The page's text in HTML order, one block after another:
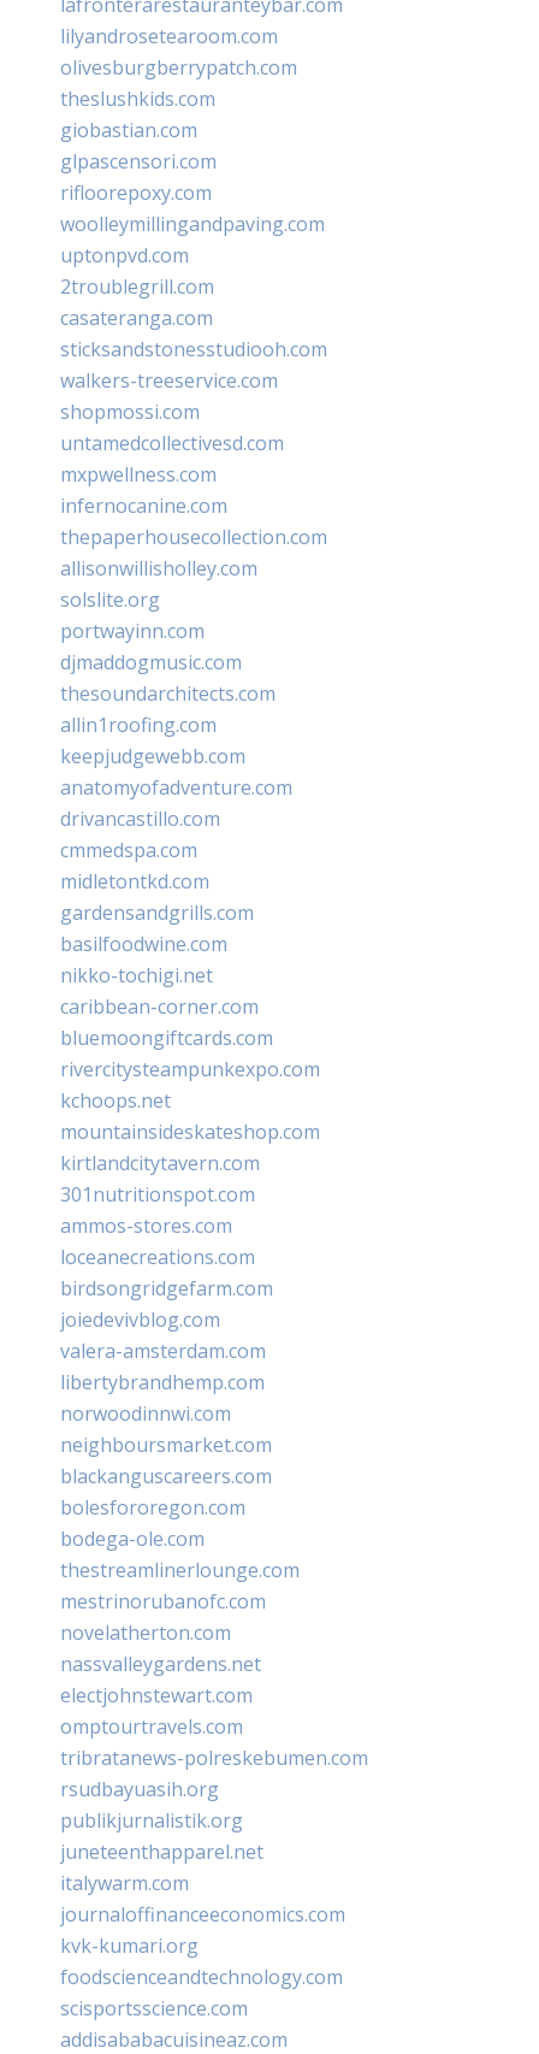
lilyandrosetearoom.com
olivesburgberrypatch.com
theslushkids.com
giobastian.com
glpascensori.com
rifloorepoxy.com
woolleymillingandpaving.com
uptonpvd.com
2troublegrill.com
casateranga.com
sticksandstonesstudiooh.com
walkers-treeservice.com
shopmossi.com
untamedcollectivesd.com
mxpwellness.com
infernocanine.com
thepaperhousecollection.com
allisonwillisholley.com
solslite.org
portwayinn.com
djmaddogmusic.com
thesoundarchitects.com
allin1roofing.com
keepjudgewebb.com
anatomyofadventure.com
drivancastillo.com
cmmedspa.com
midletontkd.com
gardensandgrills.com
basilfoodwine.com
nikko-tochigi.net
caribbean-corner.com
bluemoongiftcards.com
rivercitysteampunkexpo.com
kchoops.net
mountainsideskateshop.com
kirtlandcitytavern.com
301nutritionspot.com
ammos-stores.com
loceanecreations.com
birdsongridgefarm.com
joiedevivblog.com
valera-amsterdam.com
libertybrandhemp.com
norwoodinnwi.com
neighboursmarket.com
blackanguscareers.com
bolesfororegon.com
bodega-ole.com
thestreamlinerlounge.com
mestrinorubanofc.com
novelatherton.com
nassvalleygardens.net
electjohnstewart.com
omptourtravels.com
tribratanews-polreskebumen.com
rsudbayuasih.org
publikjurnalistik.org
juneteenthapparel.net
italywarm.com
journaloffinanceeconomics.com
kvk-kumari.org
foodscienceandtechnology.com
scisportsscience.com
addisababacuisineaz.com